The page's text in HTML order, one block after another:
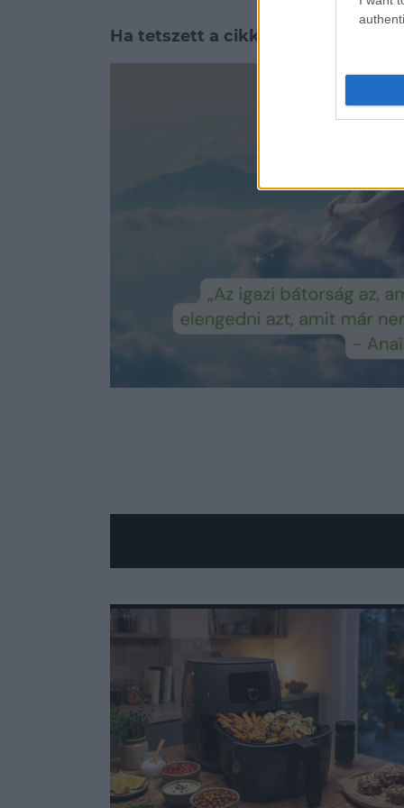
Ha tetszett a cikkünk, ezeket is
4 jel, ami arra utal, hogy mérgező
Happy hygge: így építsd be a
Túl sok szégyen és bűntudat
90.79%